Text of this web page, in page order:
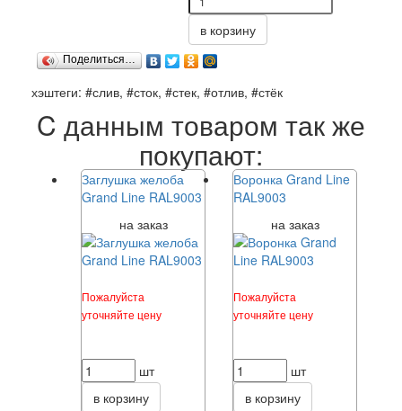
в корзину
Поделиться…
хэштеги: #слив, #сток, #стек, #отлив, #стёк
C данным товаром так же
покупают:
Заглушка желоба
Grand Line RAL9003
на заказ
Пожалуйста
уточняйте цену
шт
в корзину
Воронка Grand Line
RAL9003
на заказ
Пожалуйста
уточняйте цену
шт
в корзину